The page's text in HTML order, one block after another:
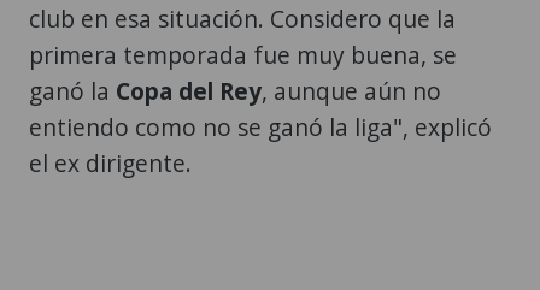
club en esa situación. Considero que la
primera temporada fue muy buena, se
ganó la Copa del Rey, aunque aún no
entiendo como no se ganó la liga", explicó
el ex dirigente.